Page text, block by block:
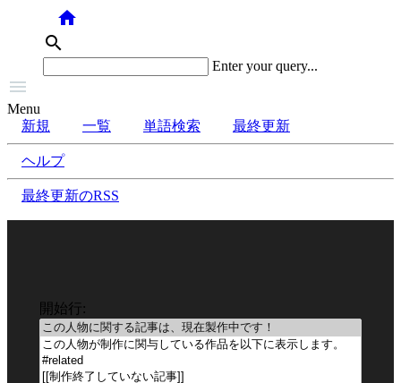
home
search
Enter your query...

Menu
新規
一覧 単語検索 最終更新
ヘルプ
最終更新のRSS
開始行: